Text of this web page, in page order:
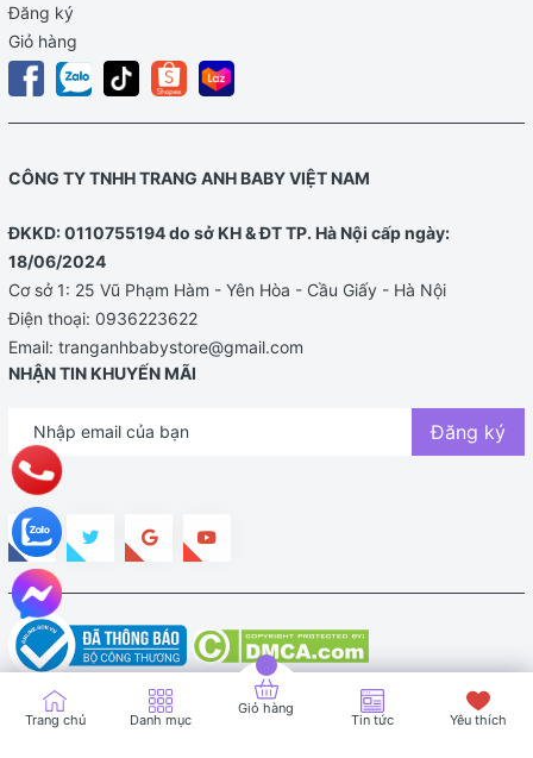
Đăng ký
Giỏ hàng
CÔNG TY TNHH TRANG ANH BABY VIỆT NAM
ĐKKD: 0110755194 do sở KH & ĐT TP. Hà Nội cấp ngày:
18/06/2024
Cơ sở 1: 25 Vũ Phạm Hàm - Yên Hòa - Cầu Giấy - Hà Nội
Điện thoại: 0936223622
Email: tranganhbabystore@gmail.com
NHẬN TIN KHUYẾN MÃI
Đăng ký
Bản quyền thuộc về TRANG ANH BABY STORE |Cung cấp bởiSapo
Trang chủ Danh mục
Giỏ hàng
Tin tức Yêu thích